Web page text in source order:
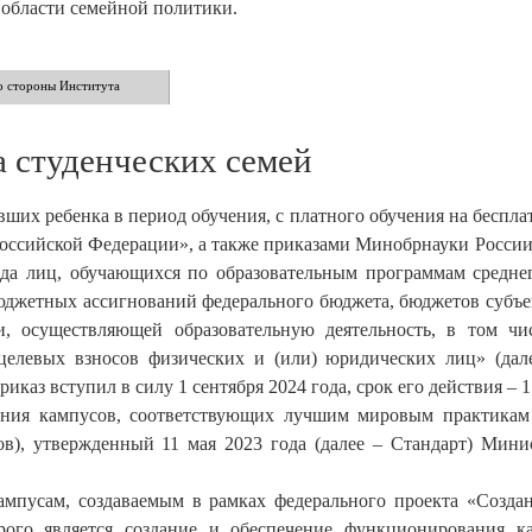
семейной политики.
стороны Института
семей
ребенка в период обучения, с платного обучения на
Федерации», а также приказами Минобрнауки
лиц, обучающихся по образовательным программам
ассигнований федерального бюджета, бюджетов
осуществляющей образовательную деятельность, в том
взносов физических и (или) юридических лиц»
вступил в силу 1 сентября 2024 года, срок его действия –
кампусов, соответствующих лучшим мировым
утвержденный 11 мая 2023 года (далее – Стандарт)
создаваемым в рамках федерального проекта